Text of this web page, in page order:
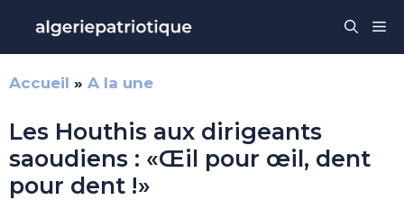
contenu
Accueil » A la une
Les Houthis aux dirigeants
saoudiens : «Œil pour œil, dent
pour dent !»